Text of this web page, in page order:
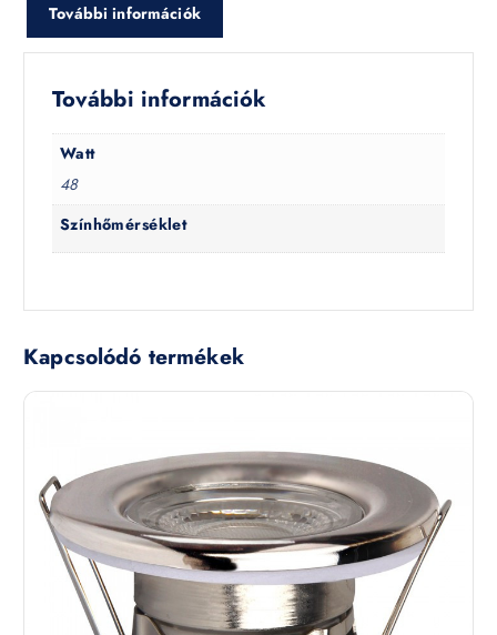
További információk
További információk
Watt
48
Színhőmérséklet
Kapcsolódó termékek